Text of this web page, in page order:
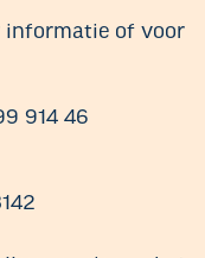
informatie of voor
914 46